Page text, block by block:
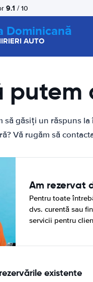
9.1 / 10
Dominicană
AUTO
putem
să găsiți un răspuns
Vă rugăm să
Am rezervat
Pentru toate
dvs. curentă sau
servicii pentru
existente